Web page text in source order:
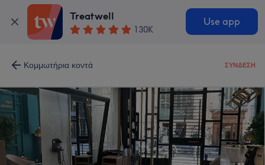
Treatwell
130K
Use app
Κομμωτήρια κοντά ΣΎΝΔΕΣΗ